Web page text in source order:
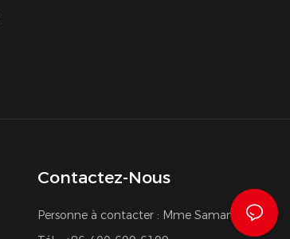
Contactez-Nous
Personne à contacter : Mme Samantha Yu